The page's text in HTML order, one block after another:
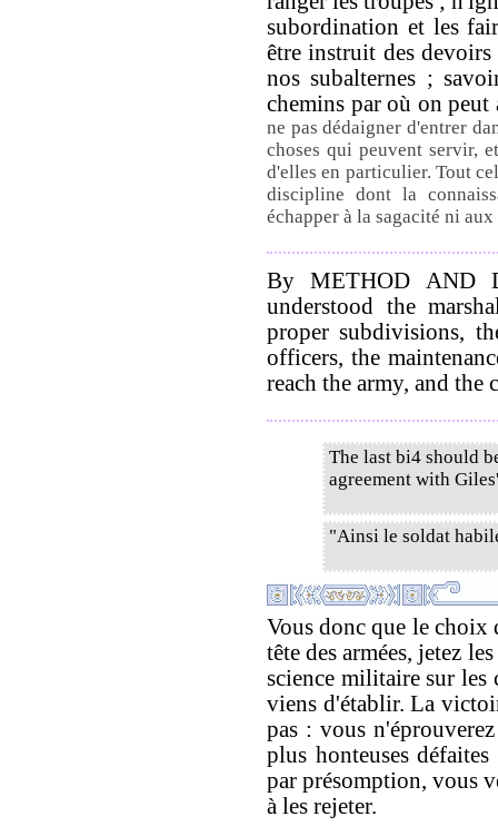
subordination et les
être instruit des
nos subalternes ;
chemins par où on
ne pas dédaigner d'entrer
choses qui peuvent servir,
d'elles en particulier. Tout
discipline dont la
échapper à la sagacité ni
By METHOD AND
understood the
proper subdivisions,
officers, the
reach the army, and
The last bi4 should
agreement with
"Ainsi le soldat
Vous donc que le choix
tête des armées, jetez
science militaire sur
viens d'établir. La
pas : vous
plus honteuses
par présomption, vous
à les rejeter.